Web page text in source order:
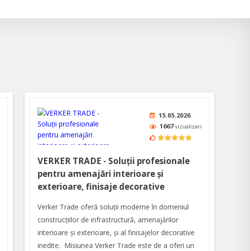
15.05.2026
1667vizualizari
VERKER TRADE - Soluţii profesionale
pentru amenajări interioare şi
exterioare, finisaje decorative
Verker Trade oferă soluţii moderne în domeniul
construcţiilor de infrastructură, amenajărilor
interioare şi exterioare, şi al finisajelor decorative
inedite. Misiunea Verker Trade este de a oferi un